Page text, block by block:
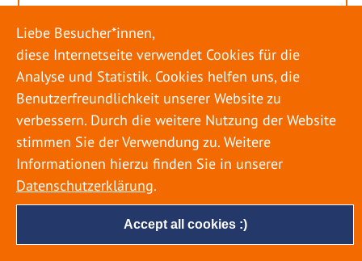
genießen ihren Urlaub. Dabei zieht es die Einen
weiter weg, die Anderen bleiben dann doch
lieber in der Heimat. Wenn Sie für eine längere
Zeit wegfahren möchten, gibt es einige Dinge zu
beachten, damit nicht anschließend eine böse
Überraschung auf Sie wartet. Um einen
möglichst entspannten Urlaub zu […]
Accept all cookies :)
Liebe Besucher*innen,
diese Internetseite verwendet Cookies für die
Analyse und Statistik. Cookies helfen uns, die
Benutzerfreundlichkeit unserer Website zu
verbessern. Durch die weitere Nutzung der Website
stimmen Sie der Verwendung zu. Weitere
Informationen hierzu finden Sie in unserer
Datenschutzerklärung.